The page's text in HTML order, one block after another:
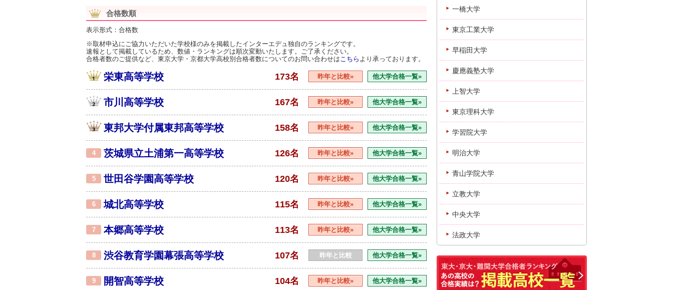
合格数順
表示形式：合格数
※取材申込にご協力いただいた学校様のみを掲載したインターエデュ独自のランキングです。
速報として掲載しているため、数値・ランキングは順次変動いたします。ご了承ください。
合格者数のご提供など、東京大学・京都大学高校別合格者数についてのお問い合わせは こちら より承っております。
栄東高等学校 173名 昨年と比較» 他大学合格一覧»
市川高等学校 167名 昨年と比較» 他大学合格一覧»
東邦大学付属東邦高等学校 158名 昨年と比較» 他大学合格一覧»
4 茨城県立土浦第一高等学校 126名 昨年と比較» 他大学合格一覧»
5 世田谷学園高等学校 120名 昨年と比較» 他大学合格一覧»
6 城北高等学校 115名 昨年と比較» 他大学合格一覧»
7 本郷高等学校 113名 昨年と比較» 他大学合格一覧»
8 渋谷教育学園幕張高等学校 107名 昨年と比較 他大学合格一覧»
9 開智高等学校 104名 昨年と比較» 他大学合格一覧»
一橋大学
東京工業大学
早稲田大学
慶應義塾大学
上智大学
東京理科大学
学習院大学
明治大学
青山学院大学
立教大学
中央大学
法政大学